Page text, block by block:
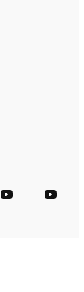
Agile Videos Tech-Videos